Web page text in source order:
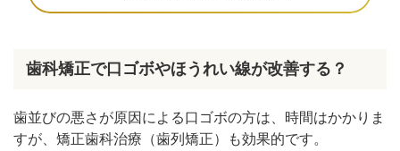
歯科矯正で口ゴボやほうれい線が改善する？
歯並びの悪さが原因による口ゴボの方は、時間はかかりま
すが、矯正歯科治療（歯列矯正）も効果的です。